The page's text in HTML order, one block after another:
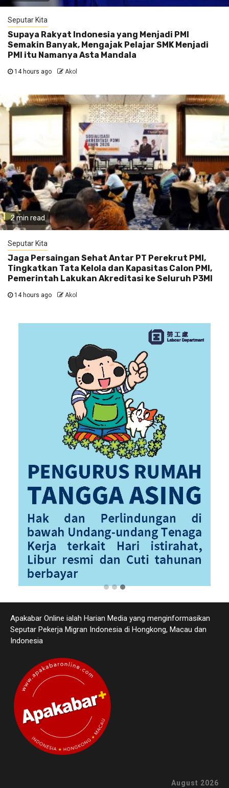
Seputar Kita
Supaya Rakyat Indonesia yang Menjadi PMI
Semakin Banyak, Mengajak Pelajar SMK Menjadi
PMI itu Namanya Asta Mandala
14 hours ago Akol
2 min read
Seputar Kita
Jaga Persaingan Sehat Antar PT Perekrut PMI,
Tingkatkan Tata Kelola dan Kapasitas Calon PMI,
Pemerintah Lakukan Akreditasi ke Seluruh P3MI
14 hours ago Akol
Apakabar Online ialah Harian Media yang menginformasikan
Seputar Pekerja Migran Indonesia di Hongkong, Macau dan
Indonesia
August 2026